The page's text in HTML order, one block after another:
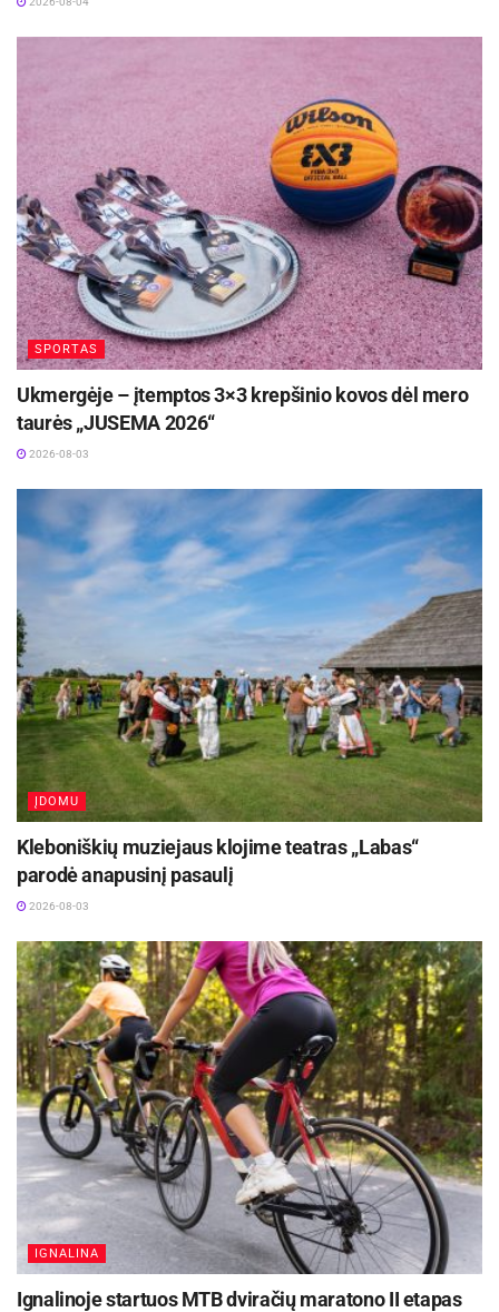
SPORTAS
Ukmergėje – įtemptos 3×3 krepšinio kovos dėl mero
taurės „JUSEMA 2026“
2026-08-03
ĮDOMU
Kleboniškių muziejaus klojime teatras „Labas“
parodė anapusinį pasaulį
2026-08-03
IGNALINA
Ignalinoje startuos MTB dviračių maratono II etapas